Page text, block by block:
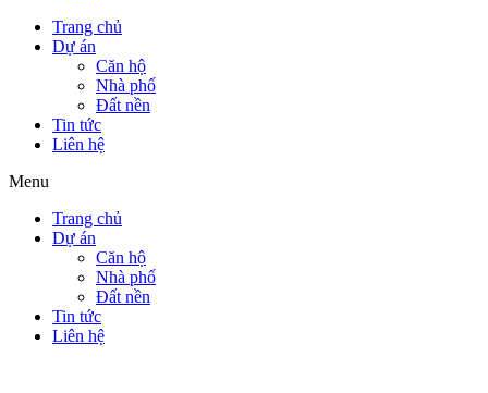
Trang chủ
Dự án
Căn hộ
Nhà phố
Đất nền
Tin tức
Liên hệ
Menu
Trang chủ
Dự án
Căn hộ
Nhà phố
Đất nền
Tin tức
Liên hệ